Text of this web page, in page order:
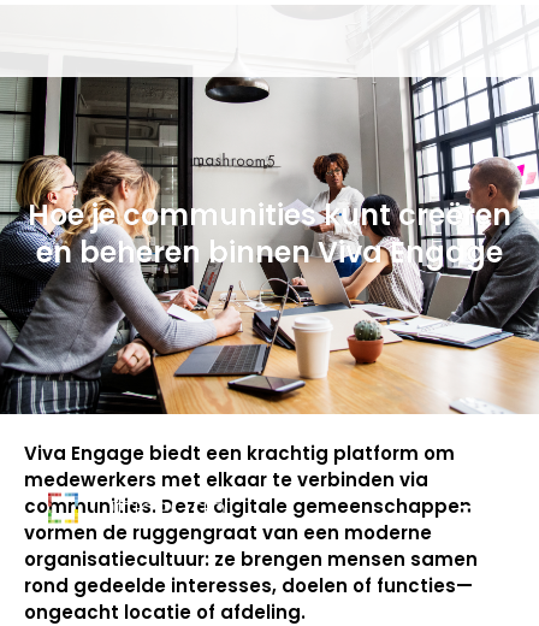
Hoe je communities kunt creëren
en beheren binnen Viva Engage
Viva Engage biedt een krachtig platform om
medewerkers met elkaar te verbinden via
communities. Deze digitale gemeenschappen
vormen de ruggengraat van een moderne
organisatiecultuur: ze brengen mensen samen
rond gedeelde interesses, doelen of functies—
ongeacht locatie of afdeling.